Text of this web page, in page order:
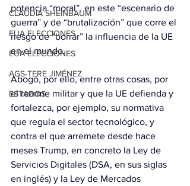
CLAUDIA SHEINBAUM
EUA ELECCIONES
EUA ELECCIONES
AGS-TERE JIMÉNEZ
ESTADOS
potencia “moral”, en este “escenario de
guerra” y de “brutalización” que corre el
riesgo de “borrar” la influencia de la UE
en el mundo.
Abogó, por ello, entre otras cosas, por
el rearme militar y que la UE defienda y
fortalezca, por ejemplo, su normativa
que regula el sector tecnológico, y
contra el que arremete desde hace
meses Trump, en concreto la Ley de
Servicios Digitales (DSA, en sus siglas
en inglés) y la Ley de Mercados